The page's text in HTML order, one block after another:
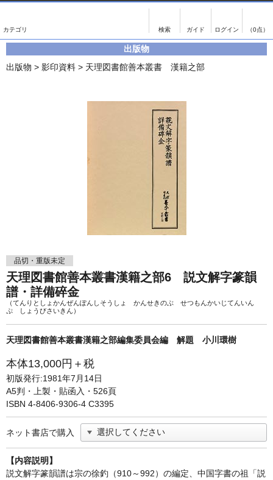
（0点）
影印資料
単行本◆日本語史
単行本◆美術
美本なし
書誌学・目録
古書目録
画像がある商品のみ検索
出版物
出版物 > 影印資料 > 天理図書館善本叢書 漢籍之部
品切・重版未定
天理図書館善本叢書漢籍之部6 説文解字篆韻
譜・詳備碎金
（てんりとしょかんぜんぽんしそうしょ かんせきのぶ せつもんかいじてんいん
ぷ しょうびさいきん）
天理図書館善本叢書漢籍之部編集委員会編 解題 小川環樹
本体13,000円＋税
初版発行:1981年7月14日
A5判・上製・貼函入・526頁
ISBN 4-8406-9306-4 C3395
ネット書店で購入
【内容説明】
説文解字篆韻譜は宗の徐釣（910～992）の編定、中国字書の祖「説